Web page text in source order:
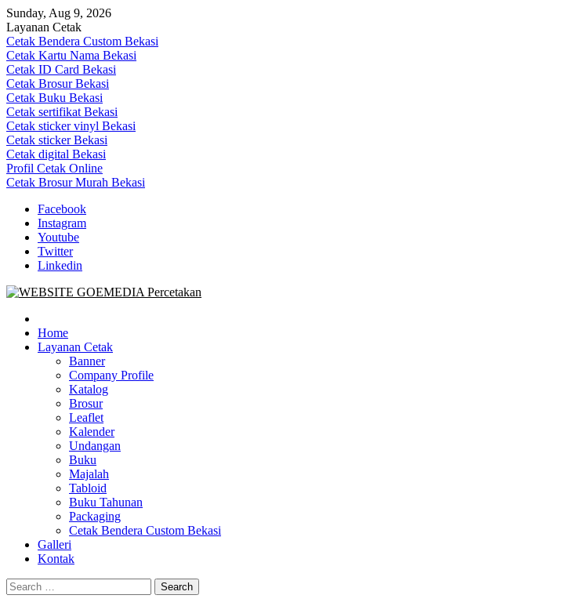
Skip
to
content
Sunday, Aug 9, 2026
Layanan Cetak
Cetak Bendera Custom Bekasi
Cetak Kartu Nama Bekasi
Cetak ID Card Bekasi
Cetak Brosur Bekasi
Cetak Buku Bekasi
Cetak sertifikat Bekasi
Cetak sticker vinyl Bekasi
Cetak sticker Bekasi
Cetak digital Bekasi
Profil Cetak Online
Cetak Brosur Murah Bekasi
Facebook
Instagram
Youtube
Twitter
Linkedin
Goe Media Percetakan | 0822-4439-5599 (Call/WA)
0822-4439-5599 (Call/WA) Percetakan jasa cetak banner buku yasin invoice kartu nama label map nota spanduk
Home
Layanan Cetak
Banner
Company Profile
Katalog
Brosur
Leaflet
Kalender
Undangan
Buku
Majalah
Tabloid
Buku Tahunan
Packaging
Cetak Bendera Custom Bekasi
Galleri
Kontak
Search
for: